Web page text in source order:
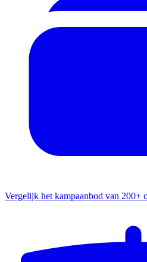
Vergelijk het kampaanbod van 200+